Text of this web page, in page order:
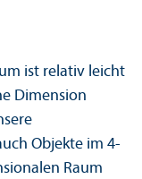
ist relativ leicht
Dimension
Objekte im 4-
Raum